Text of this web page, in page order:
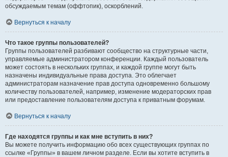
обсуждаемым темам (оффтопик), оскорблений.
Вернуться к началу
Что такое группы пользователей?
Группы пользователей разбивают сообщество на структурные части,
управляемые администратором конференции. Каждый пользователь
может состоять в нескольких группах, и каждой группе могут быть
назначены индивидуальные права доступа. Это облегчает
администраторам назначение прав доступа одновременно большому
количеству пользователей, например, изменение модераторских прав
или предоставление пользователям доступа к приватным форумам.
Вернуться к началу
Где находятся группы и как мне вступить в них?
Вы можете получить информацию обо всех существующих группах по
ссылке «Группы» в вашем личном разделе. Если вы хотите вступить в